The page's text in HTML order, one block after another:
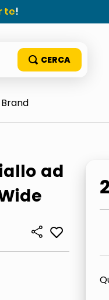
te!
Brand
ad